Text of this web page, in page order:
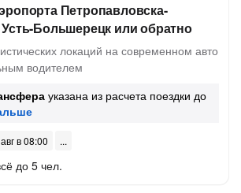
Петропавловска-
Усть-Большерецк или обратно
локаций на современном авто
водителем
указана из расчета поездки до
в 08:00
до 5 чел.